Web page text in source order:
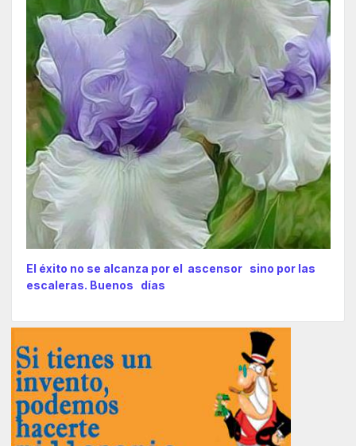
El éxito no se alcanza por el ascensor sino por las
escaleras. Buenos días